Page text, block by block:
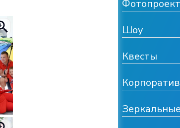
Шоу
Квесты